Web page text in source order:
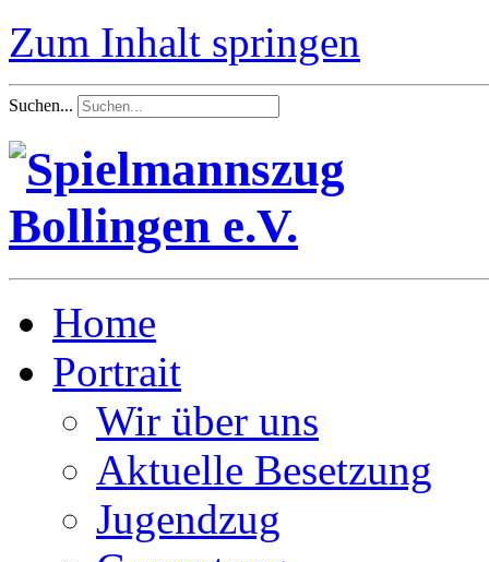
Zum Inhalt springen
Suchen...
Home
Portrait
Wir über uns
Aktuelle Besetzung
Jugendzug